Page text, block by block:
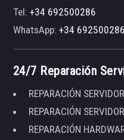
Tel:+34 692500286
WhatsApp:+34 692500286
24/7 Reparación
REPARACIÓN
REPARACIÓN
REPARACIÓN